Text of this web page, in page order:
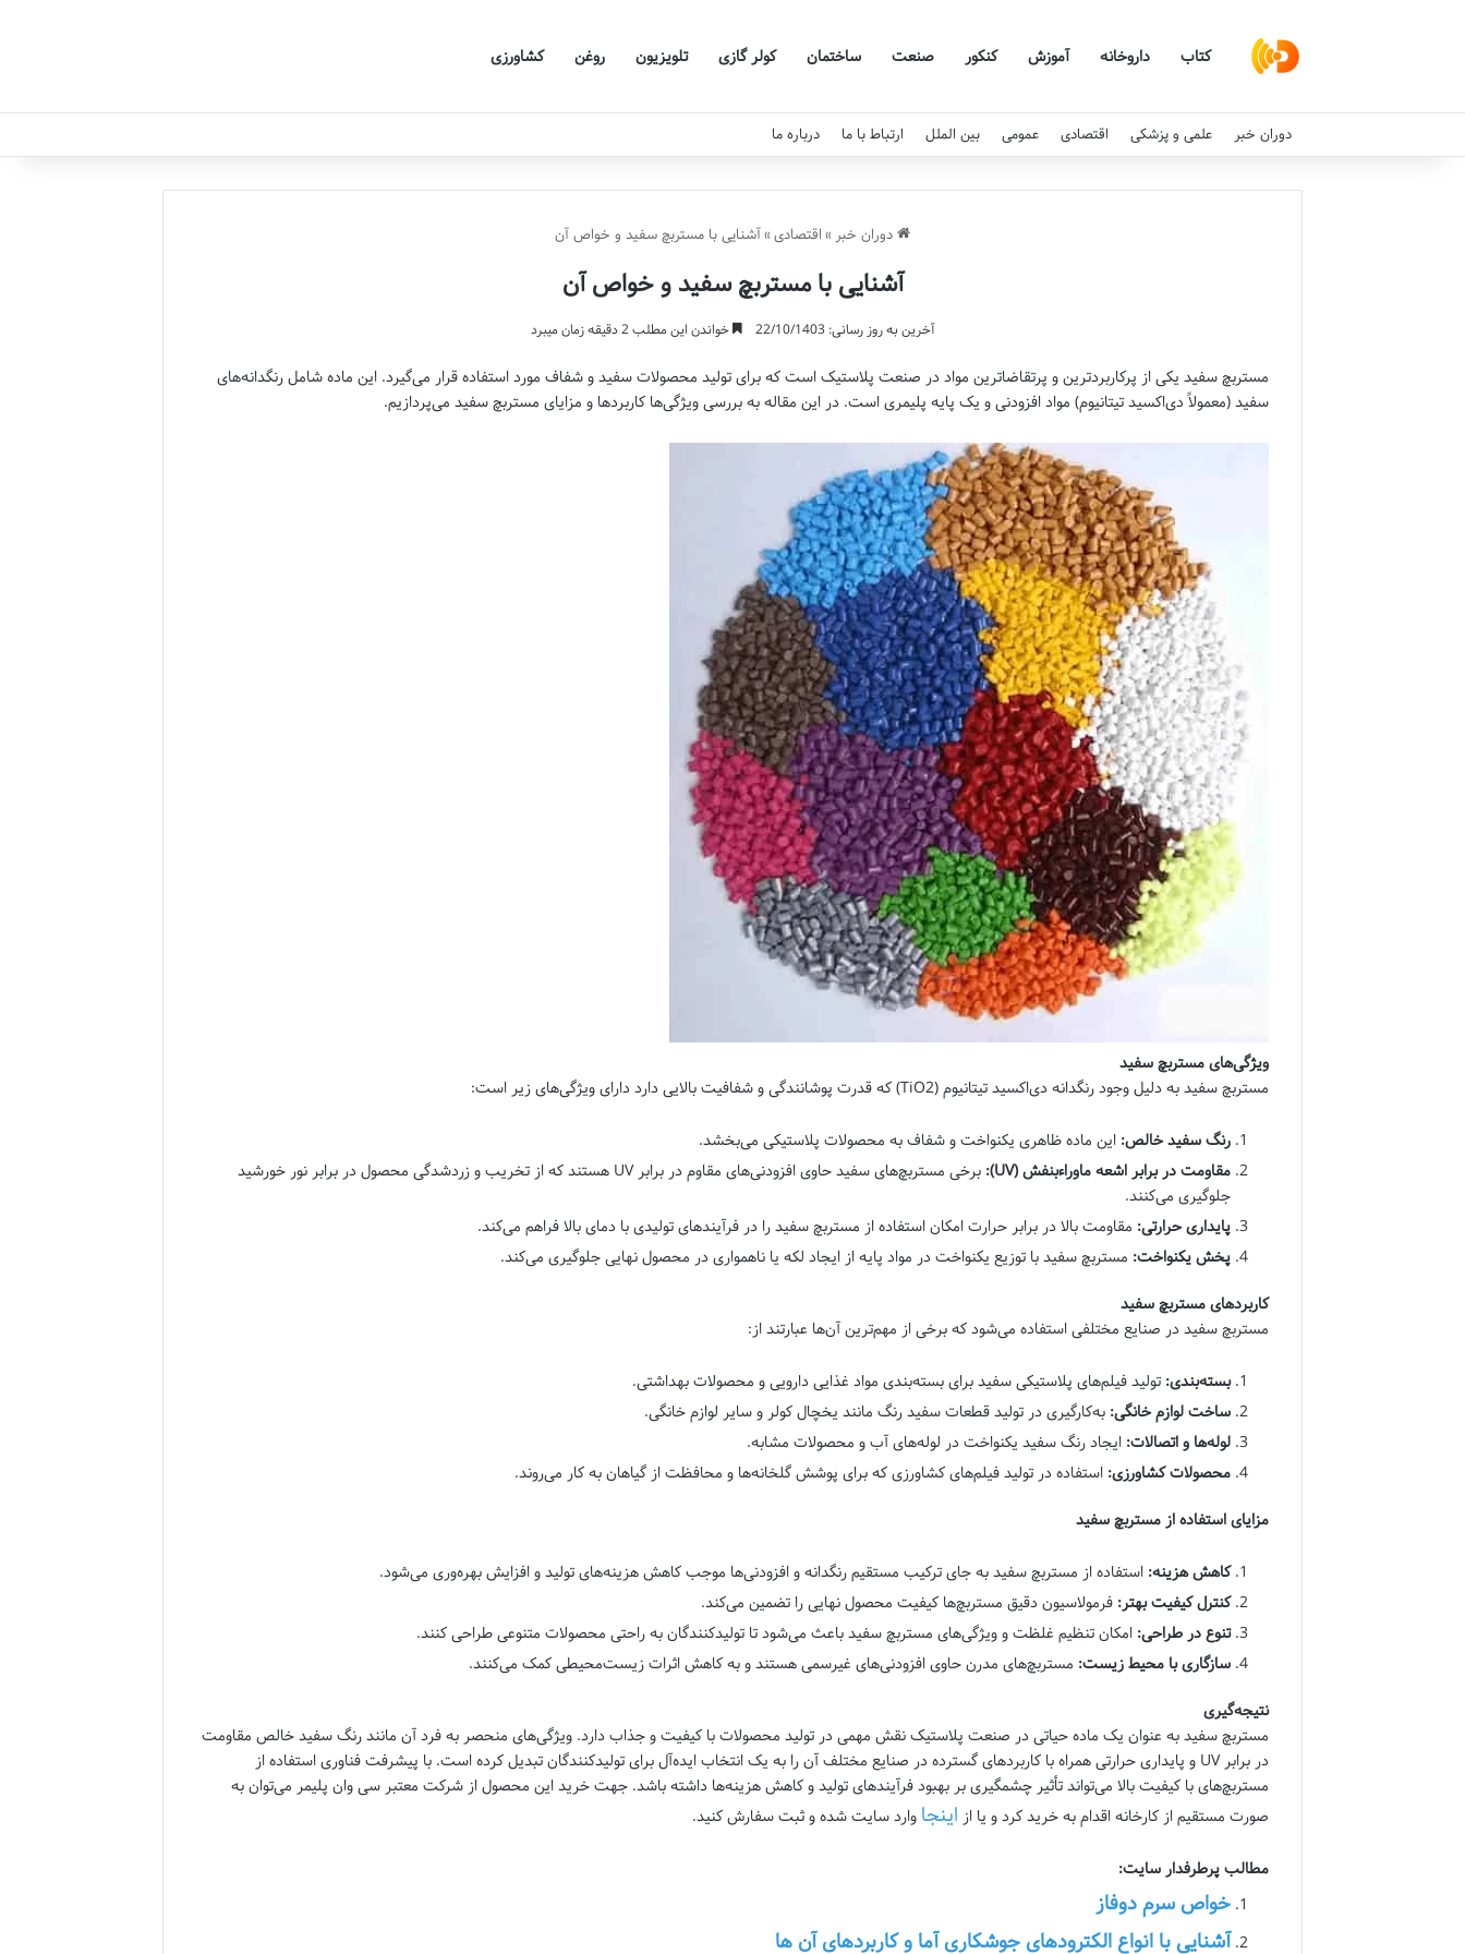
کتاب داروخانه آموزش کنکور صنعت ساختمان کولر گازی تلویزیون روغن کشاورزی
دوران خبر علمی و پزشکی اقتصادی عمومی بین الملل ارتباط با ما درباره ما
دوران خبر » اقتصادی »آشنایی با مستربچ سفید و خواص آن
آشنایی با مستربچ سفید و خواص آن
آخرین به روز رسانی: 22/10/1403 خواندن این مطلب 2 دقیقه زمان میبرد
مستربچ سفید یکی از پرکاربردترین و پرتقاضاترین مواد در صنعت پلاستیک است که برای تولید محصولات سفید و شفاف مورد استفاده قرار می‌گیرد. این ماده شامل رنگدانه‌های
سفید (معمولاً دی‌اکسید تیتانیوم) مواد افزودنی و یک پایه پلیمری است. در این مقاله به بررسی ویژگی‌ها کاربردها و مزایای مستربچ سفید می‌پردازیم.
ویژگی‌های مستربچ سفید
مستربچ سفید به دلیل وجود رنگدانه دی‌اکسید تیتانیوم (TiO2) که قدرت پوشانندگی و شفافیت بالایی دارد دارای ویژگی‌های زیر است:
رنگ سفید خالص: این ماده ظاهری یکنواخت و شفاف به محصولات پلاستیکی می‌بخشد.
مقاومت در برابر اشعه ماوراءبنفش (UV):
برخی مستربچ‌های سفید حاوی افزودنی‌های مقاوم در برابر UV هستند که از تخریب و زردشدگی محصول در برابر نور خورشید
جلوگیری می‌کنند.
پایداری حرارتی: مقاومت بالا در برابر حرارت امکان استفاده از مستربچ سفید را در فرآیندهای تولیدی با دمای بالا فراهم می‌کند.
پخش یکنواخت: مستربچ سفید با توزیع یکنواخت در مواد پایه از ایجاد لکه یا ناهمواری در محصول نهایی جلوگیری می‌کند.
کاربردهای مستربچ سفید
مستربچ سفید در صنایع مختلفی استفاده می‌شود که برخی از مهم‌ترین آن‌ها عبارتند از:
بسته‌بندی: تولید فیلم‌های پلاستیکی سفید برای بسته‌بندی مواد غذایی دارویی و محصولات بهداشتی.
ساخت لوازم خانگی: به‌کارگیری در تولید قطعات سفید رنگ مانند یخچال کولر و سایر لوازم خانگی.
لوله‌ها و اتصالات: ایجاد رنگ سفید یکنواخت در لوله‌های آب و محصولات مشابه.
محصولات کشاورزی: استفاده در تولید فیلم‌های کشاورزی که برای پوشش گلخانه‌ها و محافظت از گیاهان به کار می‌روند.
مزایای استفاده از مستربچ سفید
کاهش هزینه: استفاده از مستربچ سفید به جای ترکیب مستقیم رنگدانه و افزودنی‌ها موجب کاهش هزینه‌های تولید و افزایش بهره‌وری می‌شود.
کنترل کیفیت بهتر: فرمولاسیون دقیق مستربچ‌ها کیفیت محصول نهایی را تضمین می‌کند.
تنوع در طراحی: امکان تنظیم غلظت و ویژگی‌های مستربچ سفید باعث می‌شود تا تولیدکنندگان به راحتی محصولات متنوعی طراحی کنند.
سازگاری با محیط زیست: مستربچ‌های مدرن حاوی افزودنی‌های غیرسمی هستند و به کاهش اثرات زیست‌محیطی کمک می‌کنند.
نتیجه‌گیری
مستربچ سفید به عنوان یک ماده حیاتی در صنعت پلاستیک نقش مهمی در تولید محصولات با کیفیت و جذاب دارد. ویژگی‌های منحصر به فرد آن مانند رنگ سفید خالص مقاومت
در برابر UV و پایداری حرارتی همراه با کاربردهای گسترده در صنایع مختلف آن را به یک انتخاب ایده‌آل برای تولیدکنندگان تبدیل کرده است. با پیشرفت فناوری استفاده از
مستربچ‌های با کیفیت بالا می‌تواند تأثیر چشمگیری بر بهبود فرآیندهای تولید و کاهش هزینه‌ها داشته باشد. جهت خرید این محصول از شرکت معتبر سی وان پلیمر می‌توان به
صورت مستقیم از کارخانه اقدام به خرید کرد و یا از اینجا وارد سایت شده و ثبت سفارش کنید.
مطالب پرطرفدار سایت:
خواص سرم دوفاز
آشنایی با انواع الکترودهای جوشکاری آما و کاربردهای آن ها